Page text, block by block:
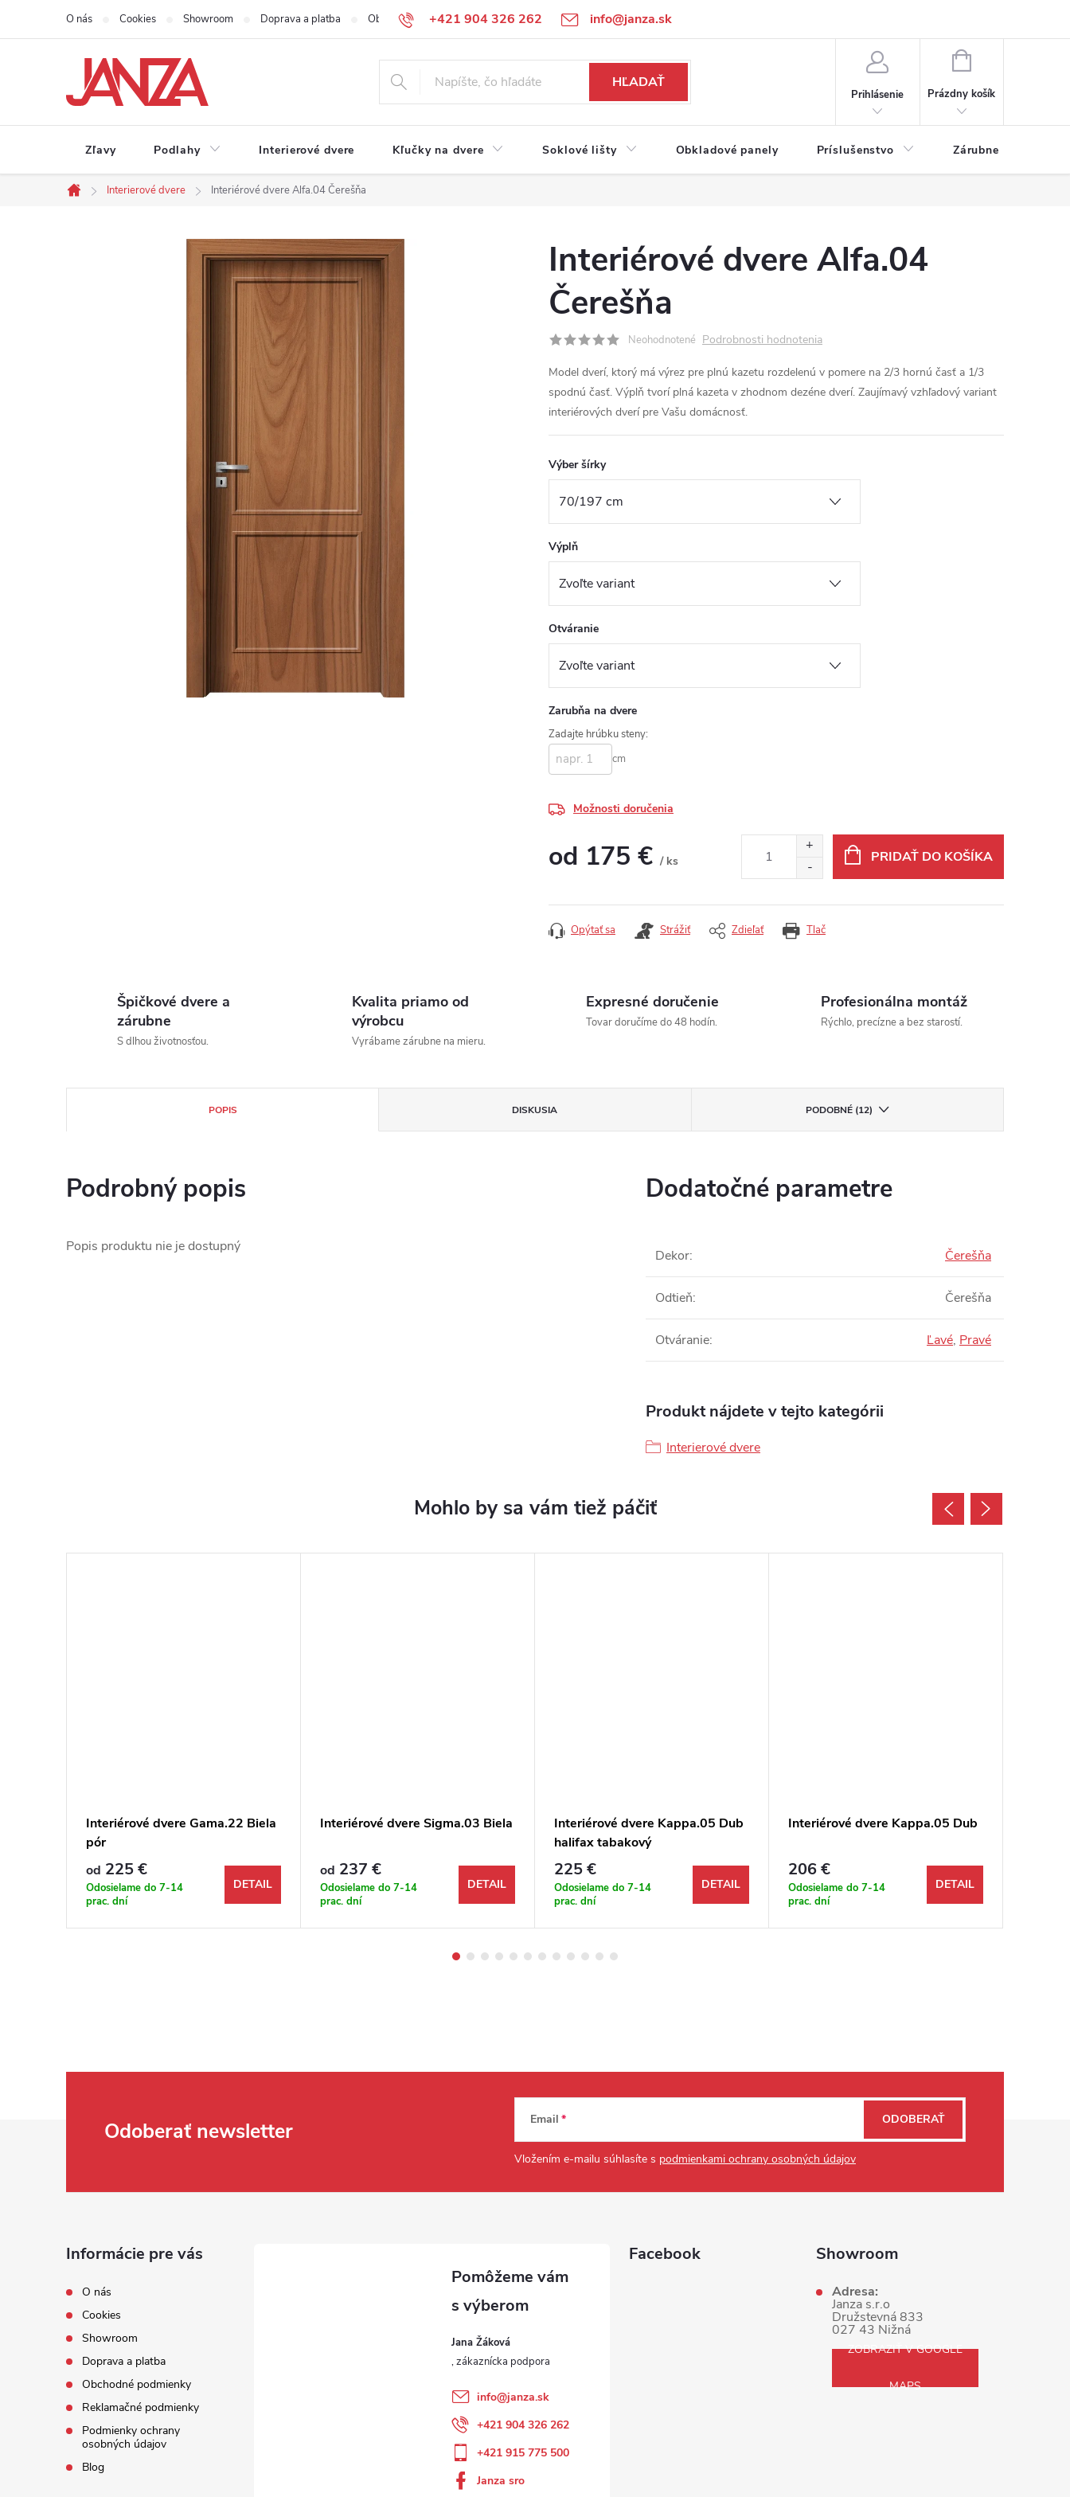
Prejsť na obsah +421 904 326 262 info@janza.sk
O nás Cookies Showroom Doprava a platba Obchodné podmienky Reklamačné podmienky Podmienky ochrany osobných údajov
HĽADAŤ
Prihlásenie
NÁKUPNÝ KOŠÍK
Prázdny košík
Zľavy Podlahy Interierové dvere Kľučky na dvere Soklové lišty Obkladové panely Príslušenstvo Zárubne
Domov
Interierové dvere Interiérové dvere Alfa.04 Čerešňa
Interiérové dvere Alfa.04
Čerešňa
Neohodnotené Podrobnosti hodnotenia
Model dverí, ktorý má výrez pre plnú kazetu rozdelenú v pomere na 2/3 hornú časť a 1/3
spodnú časť. Výplň tvorí plná kazeta v zhodnom dezéne dverí. Zaujímavý vzhľadový variant
interiérových dverí pre Vašu domácnosť.
Výber šírky
Výplň
Otváranie
Zarubňa na dvere
Zadajte hrúbku steny:
cm
Možnosti doručenia
od 175 € / ks
PRIDAŤ DO KOŠÍKA
Tlač
Opýtať sa Strážiť Zdieľať
Špičkové dvere a
zárubne
S dlhou životnosťou.
Kvalita priamo od
výrobcu
Vyrábame zárubne na mieru.
Expresné doručenie
Tovar doručíme do 48 hodín.
Profesionálna montáž
Rýchlo, precízne a bez starostí.
POPIS DISKUSIA PODOBNÉ (12)
Podrobný popis
Popis produktu nie je dostupný
Dodatočné parametre
Dekor: Čerešňa
Odtieň: Čerešňa
Otváranie: Ľavé, Pravé
Produkt nájdete v tejto kategórii
Interierové dvere
Interiérové dvere Gama.22 Biela
pór
od 225 €
Odosielame do 7-14
prac. dní
DETAIL
Interiérové dvere Sigma.03 Biela
od 237 €
Odosielame do 7-14
prac. dní
DETAIL
Interiérové dvere Kappa.05 Dub
halifax tabakový
225 €
Odosielame do 7-14
prac. dní
DETAIL
Interiérové dvere Kappa.05 Dub
206 €
Odosielame do 7-14
prac. dní
DETAIL
Odoberať newsletter Email
Vložením e-mailu súhlasíte s podmienkami ochrany osobných údajov
ODOBERAŤ
Informácie pre vás
O nás
Cookies
Showroom
Doprava a platba
Obchodné podmienky
Reklamačné podmienky
Podmienky ochrany
osobných údajov
Blog
Jana Žáková
info@janza.sk
+421 904 326 262
+421 915 775 500
Janza sro
Facebook Showroom
Adresa:
Janza s.r.o
Družstevná 833
027 43 Nižná
ZOBRAZIŤ V GOOGLE
MAPS